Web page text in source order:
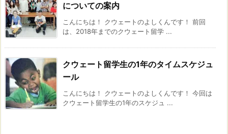
についての案内
こんにちは！ クウェートのよしくんです！ 前回
は、2018年までのクウェート留学 ...
クウェート留学生の1年のタイムスケジュ
ール
こんにちは！ クウェートのよしくんです！ 今回は
クウェート留学生の1年のスケジュ ...